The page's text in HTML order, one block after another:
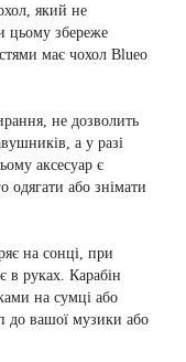
який не
цьому збереже
має чохол Blueo
не дозволить
а у разі
аксесуар є
одягати або знімати
на сонці, при
в руках. Карабін
на сумці або
вашої музики або